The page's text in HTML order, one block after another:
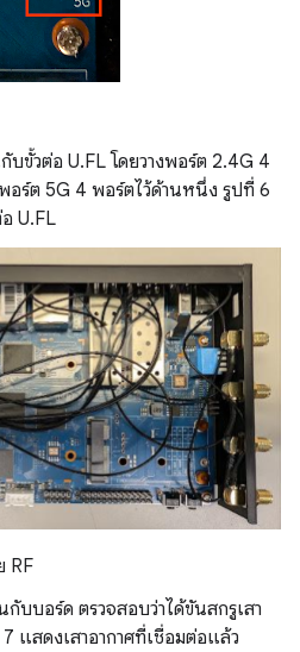
บขั้วต่อ U.FL โดยวางพอร์ต 2.4G 4
ร์ต 5G 4 พอร์ตไว้ด้านหนึ่ง รูปที่ 6
U.FL
RF
กับบอร์ด ตรวจสอบว่าได้ขันสกรูเสา
แสดงเสาอากาศที่เชื่อมต่อแล้ว